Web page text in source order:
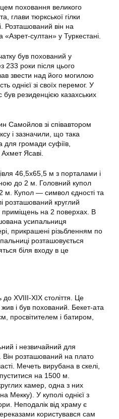
поховання великого
глави тюркської гілки
Розташований він на
«Азрет-султан» у Туркестані.
був похований у
233 роки після цього
звести над його могилою
однієї зі своїх перемог. У
був резиденцією казахських
Самойлов зі співавтором
і зазначили, що така
для громади суфіїв,
Ясаві.
46,5х65,5 м з порталами і
до 2 м. Головний купол
м. Купол — символ єдності та
розташований круглий
приміщень на 2 поверхах. В
усипальниця
прикрашені різьбленням по
розташовується
біля входу в це
до XVIII-XIX століття. Це
і був похований. Бекет-ата
просвітителем і батиром,
і незвичайний для
розташований на плато
Мечеть вирубана в скелі,
на 1500 м.
камер, одна з них
Мекку). У куполі однієї з
Неподалік від храму є
користувався сам